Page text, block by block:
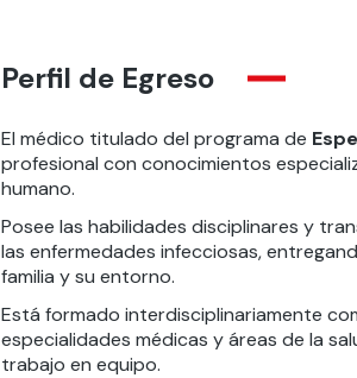
Perfil de Egreso
El médico titulado del programa de
profesional con conocimientos
humano.
Posee las habilidades disciplinares y
las enfermedades infecciosas,
familia y su entorno.
Está formado interdisciplinariamente
especialidades médicas y áreas de la
trabajo en equipo.